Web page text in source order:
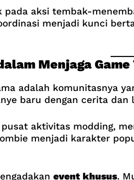
aksi tembak-
menjadi kunci
Menjaga
adalah komunitasnya
baru dengan cerita
aktivitas modding,
menjadi karakter
event khusus.